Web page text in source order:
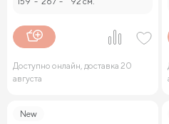
Доступно онлайн, доставка 20
августа
New